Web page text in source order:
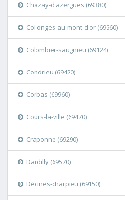
Chazay-d'azergues (69380)
Collonges-au-mont-d'or (69660)
Colombier-saugnieu (69124)
Condrieu (69420)
Corbas (69960)
Cours-la-ville (69470)
Craponne (69290)
Dardilly (69570)
Décines-charpieu (69150)